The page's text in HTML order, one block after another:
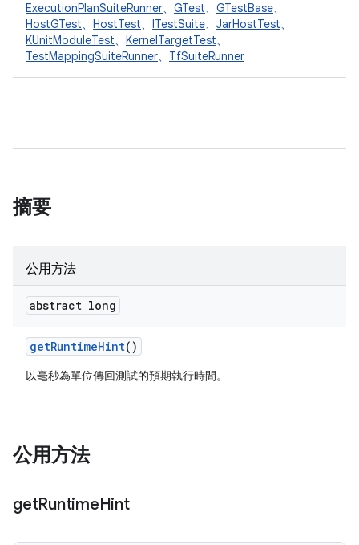
ExecutionPlanSuiteRunner、 GTest、 GTestBase、
HostGTest、 HostTest、 ITestSuite、 JarHostTest、
KUnitModuleTest、 KernelTargetTest、
TestMappingSuiteRunner、 TfSuiteRunner
摘要
公用方法
abstract long
getRuntimeHint()
以毫秒為單位傳回測試的預期執行時間。
公用方法
getRuntimeHint